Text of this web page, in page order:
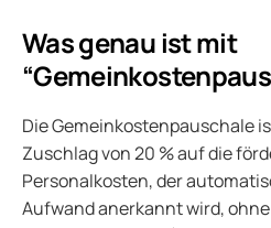
Was genau ist mit
Die Gemeinkostenpauschale
Zuschlag von 20 % auf die
Personalkosten, der
Aufwand anerkannt wird,